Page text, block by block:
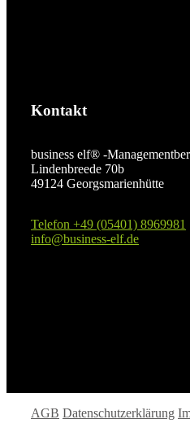
Kontakt
business elf® -
Lindenbreede 70b
49124 Georgsmarienhütte
Telefon +49 (05401) 8969981
info@business-elf.de
AGB Datenschutzerklärung